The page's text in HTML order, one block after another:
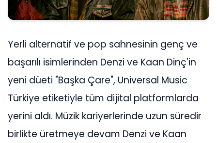
Yerli alternatif ve pop sahnesinin genç ve
başarılı isimlerinden Denzi ve Kaan Dinç'in
yeni düeti "Başka Çare", Universal Music
Türkiye etiketiyle tüm dijital platformlarda
yerini aldı. Müzik kariyerlerinde uzun süredir
birlikte üretmeye devam Denzi ve Kaan